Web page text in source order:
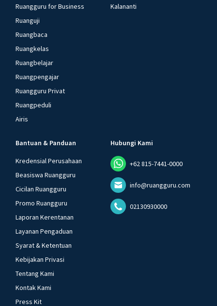
Ruangguru for Business
Ruanguji
Ruangbaca
Ruangkelas
Ruangbelajar
Ruangpengajar
Ruangguru Privat
Ruangpeduli
Airis
Kalananti
Bantuan & Panduan
Kredensial Perusahaan
Beasiswa Ruangguru
Cicilan Ruangguru
Promo Ruangguru
Laporan Kerentanan
Layanan Pengaduan
Syarat & Ketentuan
Kebijakan Privasi
Tentang Kami
Kontak Kami
Press Kit
Hubungi Kami
+62 815-7441-0000
info@ruangguru.com
02130930000